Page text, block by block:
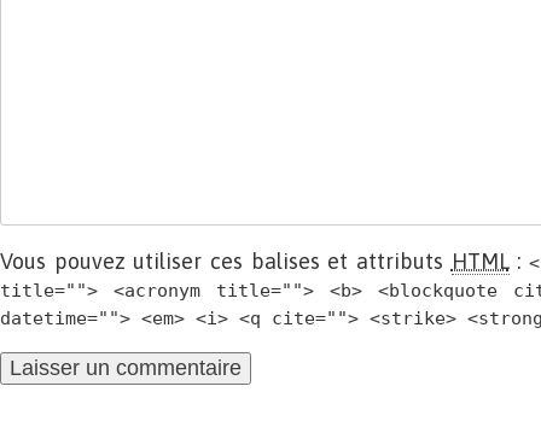
Vous pouvez utiliser ces balises et attributs HTML:
title=""> <acronym title=""> <b> <blockquote
datetime=""> <em> <i> <q cite=""> <strike>